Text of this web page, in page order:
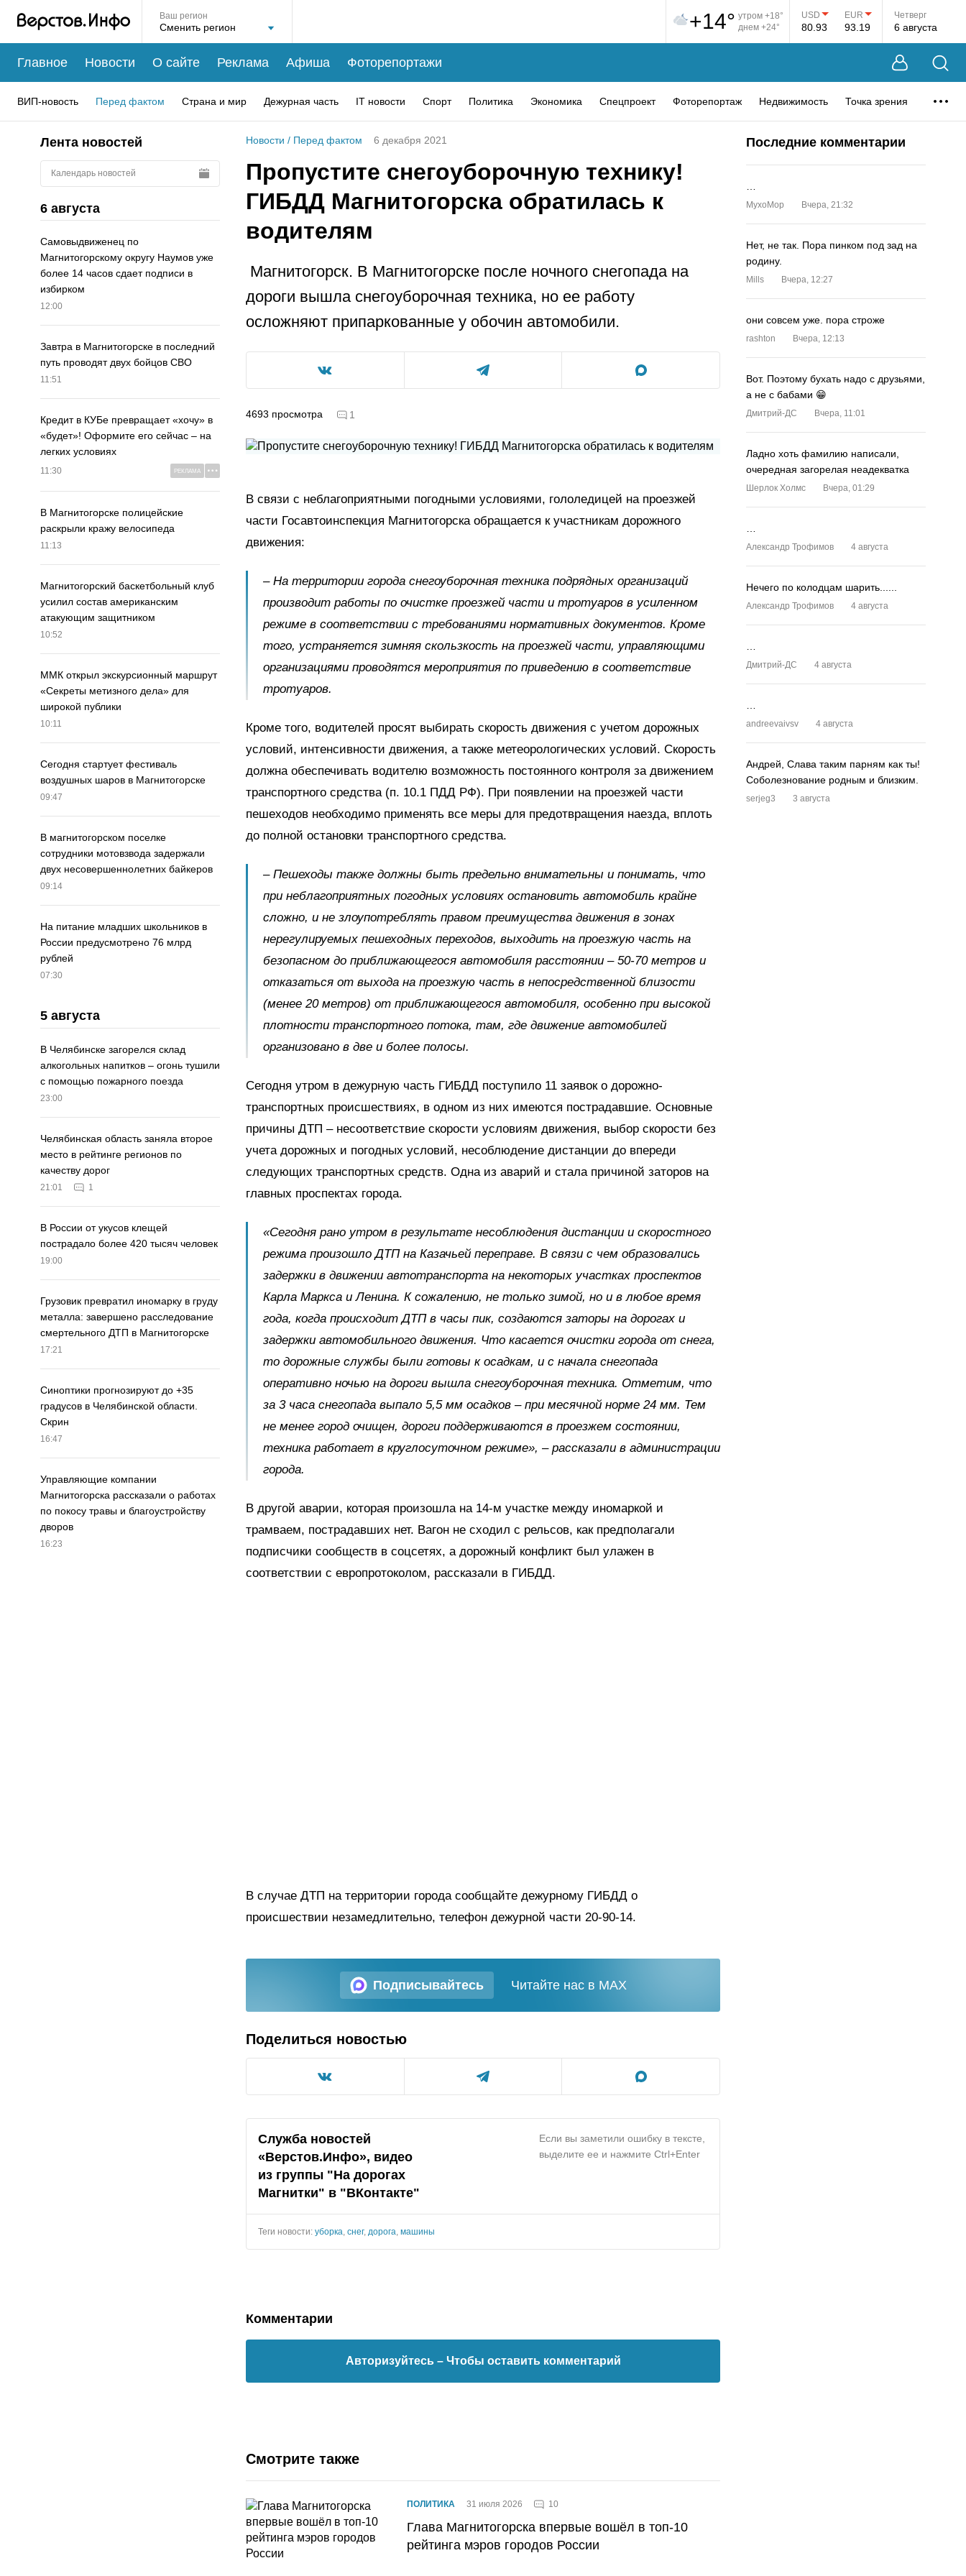
Ваш регион +14° утром +18°
днем +24°
USD
80.93
EUR
93.19
Четверг
6 августа
Главное Новости О сайте Реклама Афиша Фоторепортажи
ВИП-новость Перед фактом Страна и мир Дежурная часть IT новости Спорт Политика Экономика Спецпроект Фоторепортаж Недвижимость Точка зрения
Лента новостей
Календарь новостей
6 августа
Самовыдвиженец по
Магнитогорскому округу Наумов уже
более 14 часов сдает подписи в
избирком
12:00
Завтра в Магнитогорске в последний
путь проводят двух бойцов СВО
11:51
Кредит в КУБе превращает «хочу» в
«будет»! Оформите его сейчас – на
легких условиях
11:30 РЕКЛАМА
В Магнитогорске полицейские
раскрыли кражу велосипеда
11:13
Магнитогорский баскетбольный клуб
усилил состав американским
атакующим защитником
10:52
ММК открыл экскурсионный маршрут
«Секреты метизного дела» для
широкой публики
10:11
Сегодня стартует фестиваль
воздушных шаров в Магнитогорске
09:47
В магнитогорском поселке
сотрудники мотовзвода задержали
двух несовершеннолетних байкеров
09:14
На питание младших школьников в
России предусмотрено 76 млрд
рублей
07:30
5 августа
В Челябинске загорелся склад
алкогольных напитков – огонь тушили
с помощью пожарного поезда
23:00
Челябинская область заняла второе
место в рейтинге регионов по
качеству дорог
21:01 1
В России от укусов клещей
пострадало более 420 тысяч человек
19:00
Грузовик превратил иномарку в груду
металла: завершено расследование
смертельного ДТП в Магнитогорске
17:21
Синоптики прогнозируют до +35
градусов в Челябинской области.
Скрин
16:47
Управляющие компании
Магнитогорска рассказали о работах
по покосу травы и благоустройству
дворов
16:23
Новости / Перед фактом 6 декабря 2021
Пропустите снегоуборочную технику!
ГИБДД Магнитогорска обратилась к
водителям
Магнитогорск. В Магнитогорске после ночного снегопада на
дороги вышла снегоуборочная техника, но ее работу
осложняют припаркованные у обочин автомобили.
4693 просмотра 1
В связи с неблагоприятными погодными условиями, гололедицей на проезжей
части Госавтоинспекция Магнитогорска обращается к участникам дорожного
движения:
–На территории города снегоуборочная техника подрядных организаций
производит работы по очистке проезжей части и тротуаров в усиленном
режиме в соответствии с требованиями нормативных документов. Кроме
того, устраняется зимняя скользкость на проезжей части, управляющими
организациями проводятся мероприятия по приведению в соответствие
тротуаров.
Кроме того, водителей просят выбирать скорость движения с учетом дорожных
условий, интенсивности движения, а также метеорологических условий. Скорость
должна обеспечивать водителю возможность постоянного контроля за движением
транспортного средства (п. 10.1 ПДД РФ). При появлении на проезжей части
пешеходов необходимо применять все меры для предотвращения наезда, вплоть
до полной остановки транспортного средства.
–Пешеходы также должны быть предельно внимательны и понимать, что
при неблагоприятных погодных условиях остановить автомобиль крайне
сложно, и не злоупотреблять правом преимущества движения в зонах
нерегулируемых пешеходных переходов, выходить на проезжую часть на
безопасном до приближающегося автомобиля расстоянии – 50-70 метров и
отказаться от выхода на проезжую часть в непосредственной близости
(менее 20 метров) от приближающегося автомобиля, особенно при высокой
плотности транспортного потока, там, где движение автомобилей
организовано в две и более полосы.
Сегодня утром в дежурную часть ГИБДД поступило 11 заявок о дорожно-
транспортных происшествиях, в одном из них имеются пострадавшие. Основные
причины ДТП – несоответствие скорости условиям движения, выбор скорости без
учета дорожных и погодных условий, несоблюдение дистанции до впереди
следующих транспортных средств. Одна из аварий и стала причиной заторов на
главных проспектах города.
«Сегодня рано утром в результате несоблюдения дистанции и скоростного
режима произошло ДТП на Казачьей переправе. В связи с чем образовались
задержки в движении автотранспорта на некоторых участках проспектов
Карла Маркса и Ленина. К сожалению, не только зимой, но и в любое время
года, когда происходит ДТП в часы пик, создаются заторы на дорогах и
задержки автомобильного движения. Что касается очистки города от снега,
то дорожные службы были готовы к осадкам, и с начала снегопада
оперативно ночью на дороги вышла снегоуборочная техника. Отметим, что
за 3 часа снегопада выпало 5,5 мм осадков – при месячной норме 24 мм. Тем
не менее город очищен, дороги поддерживаются в проезжем состоянии,
техника работает в круглосуточном режиме», – рассказали в администрации
города.
В другой аварии, которая произошла на 14-м участке между иномаркой и
трамваем, пострадавших нет. Вагон не сходил с рельсов, как предполагали
подписчики сообществ в соцсетях, а дорожный конфликт был улажен в
соответствии с европротоколом, рассказали в ГИБДД.
В случае ДТП на территории города сообщайте дежурному ГИБДД о
происшествии незамедлительно, телефон дежурной части 20-90-14.
Подписывайтесь Читайте нас в MAX
Поделиться новостью
Служба новостей
«Верстов.Инфо», видео
из группы "На дорогах
Магнитки" в "ВКонтакте"
Если вы заметили ошибку в тексте,
выделите ее и нажмите Ctrl+Enter
Теги новости: уборка, снег, дорога, машины
Комментарии
Авторизуйтесь – Чтобы оставить комментарий
Смотрите также
ПОЛИТИКА 31 июля 2026 10
Глава Магнитогорска впервые вошёл в топ-10
рейтинга мэров городов России
Последние комментарии
MyxoMop Вчера, 21:32
Нет, не так. Пора пинком под зад на
родину.
Mills Вчера, 12:27
они совсем уже. пора строже
rashton Вчера, 12:13
Вот. Поэтому бухать надо с друзьями,
а не с бабами 😁
Дмитрий-ДС Вчера, 11:01
Ладно хоть фамилию написали,
очередная загорелая неадекватка
Шерлок Холмс Вчера, 01:29
Александр Трофимов 4 августа
Нечего по колодцам шарить......
Александр Трофимов 4 августа
Дмитрий-ДС 4 августа
andreevaivsv 4 августа
Андрей, Слава таким парням как ты!
Соболезнование родным и близким.
serjeg3 3 августа